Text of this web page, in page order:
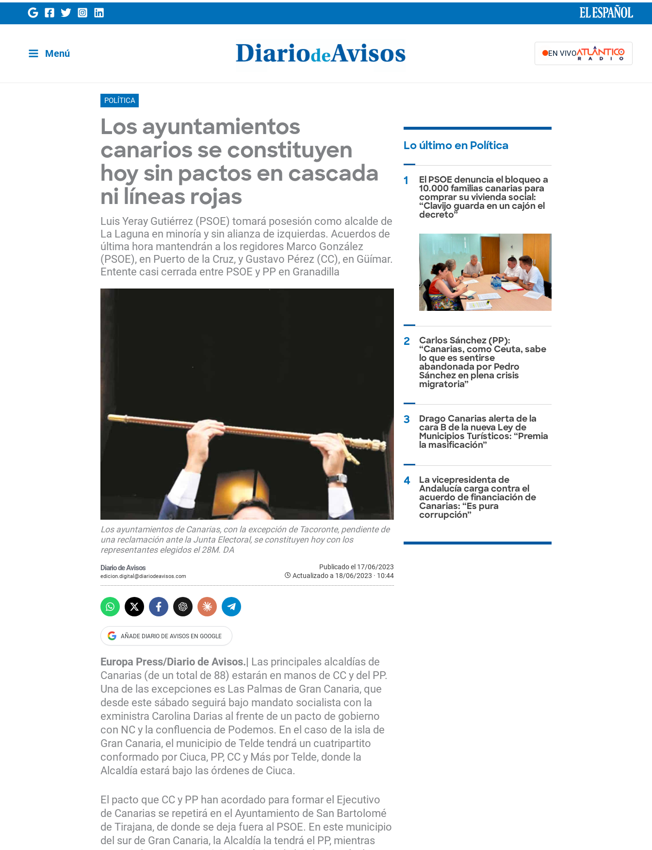
Ir
contenido
Menú EN VIVO
POLÍTICA
Los ayuntamientos
canarios se constituyen
hoy sin pactos en cascada
ni líneas rojas
Luis Yeray Gutiérrez (PSOE) tomará posesión como alcalde de
La Laguna en minoría y sin alianza de izquierdas. Acuerdos de
última hora mantendrán a los regidores Marco González
(PSOE), en Puerto de la Cruz, y Gustavo Pérez (CC), en Güímar.
Entente casi cerrada entre PSOE y PP en Granadilla
Los ayuntamientos de Canarias, con la excepción de Tacoronte, pendiente de
una reclamación ante la Junta Electoral, se constituyen hoy con los
representantes elegidos el 28M. DA
Diario de Avisos
edicion.digital@diariodeavisos.com
Publicado el 17/06/2023
Actualizado a 18/06/2023 · 10:44
Europa Press/Diario de Avisos.|
Las principales alcaldías de
Canarias (de un total de 88) estarán en manos de CC y del PP.
Una de las excepciones es Las Palmas de Gran Canaria, que
desde este sábado seguirá bajo mandato socialista con la
exministra Carolina Darias al frente de un pacto de gobierno
con NC y la confluencia de Podemos. En el caso de la isla de
Gran Canaria, el municipio de Telde tendrá un cuatripartito
conformado por Ciuca, PP, CC y Más por Telde, donde la
Alcaldía estará bajo las órdenes de Ciuca.
El pacto que CC y PP han acordado para formar el Ejecutivo
de Canarias se repetirá en el Ayuntamiento de San Bartolomé
de Tirajana, de donde se deja fuera al PSOE. En este municipio
del sur de Gran Canaria, la Alcaldía la tendrá el PP, mientras
Lo último en Política
1
El PSOE denuncia el bloqueo a
10.000 familias canarias para
comprar su vivienda social:
“Clavijo guarda en un cajón el
decreto”
2
Carlos Sánchez (PP):
“Canarias, como Ceuta, sabe
lo que es sentirse
abandonada por Pedro
Sánchez en plena crisis
migratoria”
3
Drago Canarias alerta de la
cara B de la nueva Ley de
Municipios Turísticos: “Premia
la masificación”
4
La vicepresidenta de
Andalucía carga contra el
acuerdo de financiación de
Canarias: “Es pura
corrupción”